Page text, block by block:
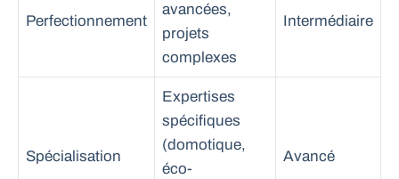
Perfectionnement
avancées,
projets
complexes
Intermédiaire
Spécialisation
Expertises
spécifiques
(domotique,
éco-
Avancé